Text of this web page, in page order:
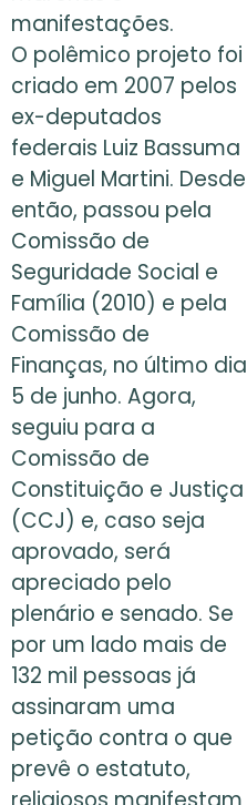
manifestações.
O polêmico projeto foi
criado em 2007 pelos
ex-deputados
federais Luiz Bassuma
e Miguel Martini. Desde
então, passou pela
Comissão de
Seguridade Social e
Família (2010) e pela
Comissão de
Finanças, no último dia
5 de junho. Agora,
seguiu para a
Comissão de
Constituição e Justiça
(CCJ) e, caso seja
aprovado, será
apreciado pelo
plenário e senado. Se
por um lado mais de
132 mil pessoas já
assinaram uma
petição contra o que
prevê o estatuto,